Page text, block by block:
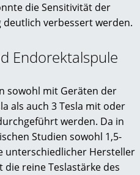
die Sensitivität der
verbessert werden.
Endorektalspule
sowohl mit Geräten der
als auch 3 Tesla mit oder
werden. Da in
Studien sowohl 1,5-
unterschiedlicher Hersteller
reine Teslastärke des